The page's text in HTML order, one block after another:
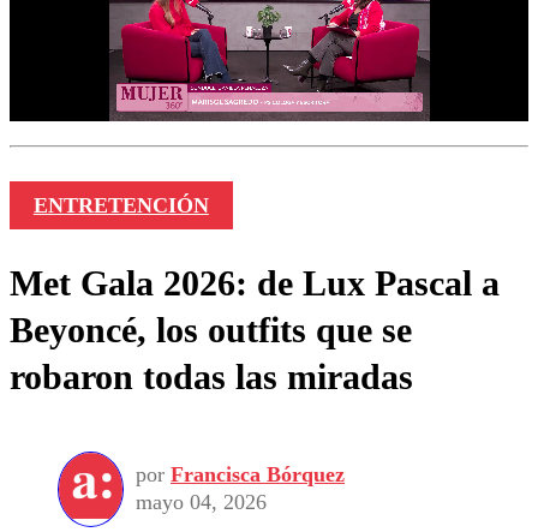
ENTRETENCIÓN
Met Gala 2026: de Lux Pascal a
Beyoncé, los outfits que se
robaron todas las miradas
por Francisca Bórquez
mayo 04, 2026